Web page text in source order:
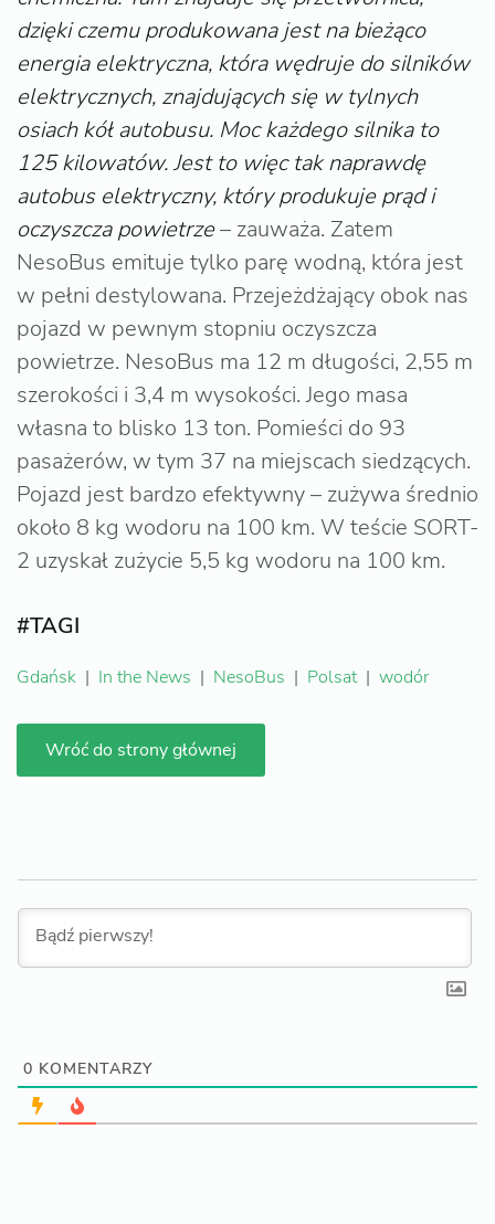
dzięki czemu produkowana jest na bieżąco
energia elektryczna, która wędruje do silników
elektrycznych, znajdujących się w tylnych
osiach kół autobusu. Moc każdego silnika to
125 kilowatów. Jest to więc tak naprawdę
autobus elektryczny, który produkuje prąd i
oczyszcza powietrze– zauważa. Zatem
NesoBus emituje tylko parę wodną, która jest
w pełni destylowana. Przejeżdżający obok nas
pojazd w pewnym stopniu oczyszcza
powietrze. NesoBus ma 12 m długości, 2,55 m
szerokości i 3,4 m wysokości. Jego masa
własna to blisko 13 ton. Pomieści do 93
pasażerów, w tym 37 na miejscach siedzących.
Pojazd jest bardzo efektywny – zużywa średnio
około 8 kg wodoru na 100 km. W teście SORT-
2 uzyskał zużycie 5,5 kg wodoru na 100 km.
#TAGI
Gdańsk | In the News | NesoBus | Polsat| wodór
Wróć do strony głównej
0 KOMENTARZY